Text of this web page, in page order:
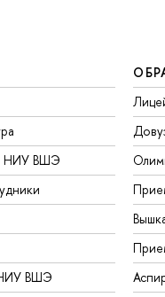
НИУ ВШЭ
ВШЭ